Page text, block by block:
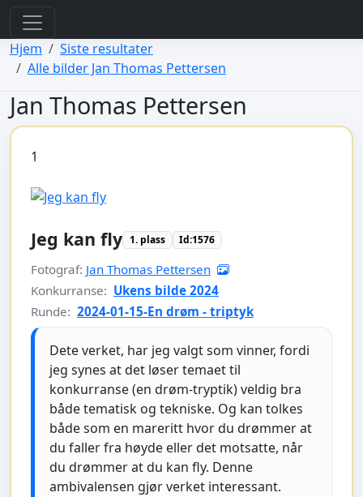
view: menus/_default.php
Hjem
Siste resultater
Alle bilder Jan Thomas Pettersen
Jan Thomas Pettersen
1
Jeg kan fly 1. plass Id:1576
Fotograf: Jan Thomas Pettersen
Konkurranse: Ukens bilde 2024
Runde: 2024-01-15-En drøm - triptyk
Dete verket, har jeg valgt som vinner, fordi
jeg synes at det løser temaet til
konkurranse (en drøm-tryptik) veldig bra
både tematisk og tekniske. Og kan tolkes
både som en mareritt hvor du drømmer at
du faller fra høyde eller det motsatte, når
du drømmer at du kan fly. Denne
ambivalensen gjør verket interessant.